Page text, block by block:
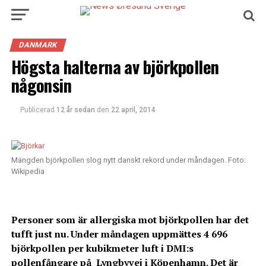
DANMARK
Högsta halterna av björkpollen
någonsin
Publicerad 12 år sedan den 22 april, 2014
Mängden björkpollen slog nytt danskt rekord under måndagen. Foto:
Wikipedia
Personer som är allergiska mot björkpollen har det
tufft just nu. Under måndagen uppmättes 4 696
björkpollen per kubikmeter luft i DMI:s
pollenfångare på Lyngbyvej i Köpenhamn. Det är